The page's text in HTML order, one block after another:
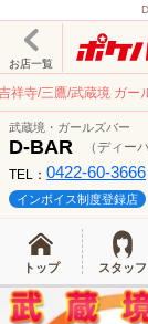
お店一覧
祥寺/三鷹/武蔵境 ガー
武蔵境・ガールズバー
D-BAR
（ディー
TEL： 0422-60-3666
インボイス制度登録店
トップ スタッフ